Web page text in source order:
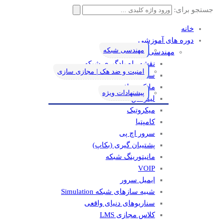
جستجو برای:
خانه
دوره های آموزشی
مهندسی شبکه
نقشه راه یادگیری شبکه
سیسکو
مایکروسافت
لینوکس
میکروتیک
کامپتیا
سرور اچ پی
پشتیبان گیری (بکاپ)
مانيتورينگ شبکه
VOIP
ایمیل سرور
شبیه سازهای شبکه Simulation
سناریوهای دنیای واقعی
کلاس مجازی LMS
مهندسی شبکه
امنیت و ضد هک | مجازی سازی
پیشنهادات ویژه